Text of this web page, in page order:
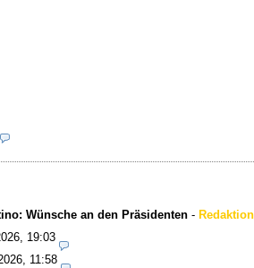
Wünsche an den Präsidenten -
19:03
11:58